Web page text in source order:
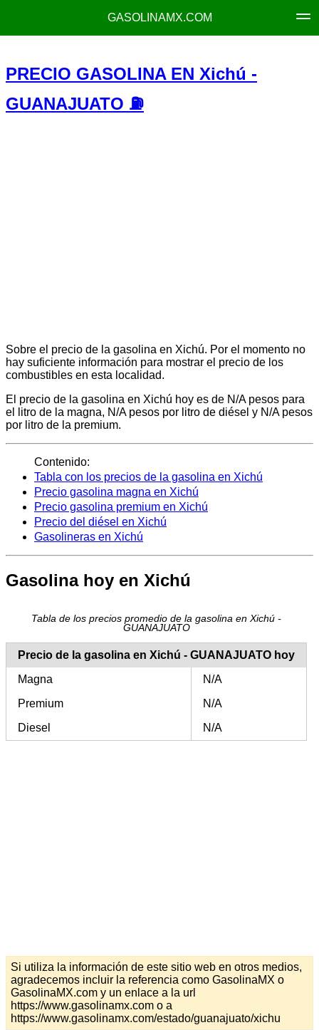
GASOLINAMX.COM
PRECIO GASOLINA EN Xichú -
GUANAJUATO ⛽
Sobre el precio de la gasolina en Xichú. Por el momento no
hay suficiente información para mostrar el precio de los
combustibles en esta localidad.
El precio de la gasolina en Xichú hoy es de N/A pesos para
el litro de la magna, N/A pesos por litro de diésel y N/A pesos
por litro de la premium.
Contenido:
Tabla con los precios de la gasolina en Xichú
Precio gasolina magna en Xichú
Precio gasolina premium en Xichú
Precio del diésel en Xichú
Gasolineras en Xichú
Gasolina hoy en Xichú
Tabla de los precios promedio de la gasolina en Xichú -
GUANAJUATO
Precio de la gasolina en Xichú - GUANAJUATO hoy
Magna
N/A
Premium
N/A
Diesel
N/A
Si utiliza la información de este sitio web en otros medios,
agradecemos incluir la referencia como GasolinaMX o
GasolinaMX.com y un enlace a la url
https://www.gasolinamx.com o a
https://www.gasolinamx.com/estado/guanajuato/xichu